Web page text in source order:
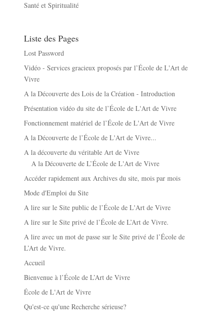
Santé et Spiritualité
Liste des Pages
Lost Password
Vidéo - Services gracieux proposés par l’École de L'Art de
Vivre
A la Découverte des Lois de la Création - Introduction
Présentation vidéo du site de l’École de L'Art de Vivre
Fonctionnement matériel de l’École de L'Art de Vivre
A la Découverte de l’École de L'Art de Vivre...
A la découverte du véritable Art de Vivre
A la Découverte de L’École de L'Art de Vivre
Accéder rapidement aux Archives du site, mois par mois
Mode d'Emploi du Site
A lire sur le Site public de l’École de L'Art de Vivre
A lire sur le Site privé de l’École de L’Art de Vivre.
A lire avec un mot de passe sur le Site privé de l’École de
L’Art de Vivre.
Accueil
Bienvenue à l’École de L’Art de Vivre
École de L'Art de Vivre
Qu'est-ce qu'une Recherche sérieuse?